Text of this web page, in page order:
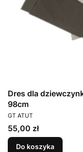
Dres dla
98cm
PRODUCENT
GT ATUT
Cena
55,00 zł
Do koszyka